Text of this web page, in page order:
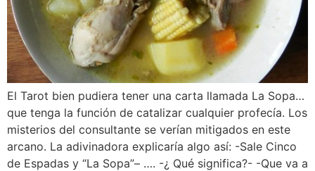
El Tarot bien pudiera tener una carta llamada La Sopa…
que tenga la función de catalizar cualquier profecía. Los
misterios del consultante se verían mitigados en este
arcano. La adivinadora explicaría algo así: -Sale Cinco
de Espadas y “La Sopa”– …. -¿ Qué significa?- -Que va a